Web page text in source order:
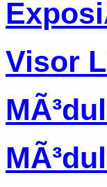
Visor